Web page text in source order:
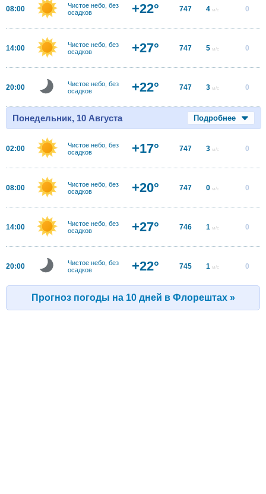
08:00
Чистое небо, без
осадков
+22° 747 4 м/с 0
14:00
Чистое небо, без
осадков
+27° 747 5 м/с 0
20:00
Чистое небо, без
осадков
+22° 747 3 м/с 0
Понедельник, 10 Августа Подробнее
02:00
Чистое небо, без
осадков
+17° 747 3 м/с 0
08:00
Чистое небо, без
осадков
+20° 747 0 м/с 0
14:00
Чистое небо, без
осадков
+27° 746 1 м/с 0
20:00
Чистое небо, без
осадков
+22° 745 1 м/с 0
Прогноз погоды на 10 дней в Флорештах »